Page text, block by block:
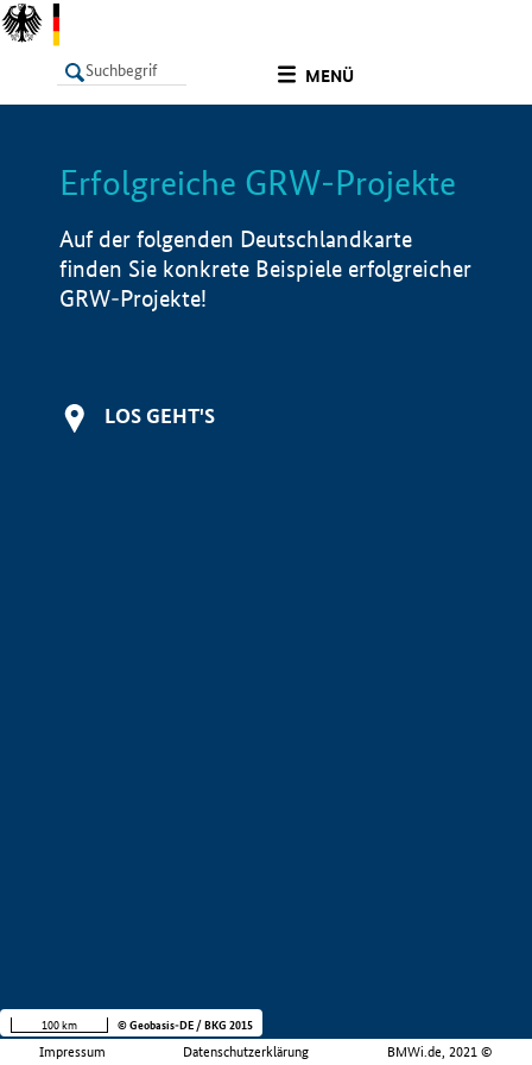
MENÜ
LISTE Info
Erfolgreiche GRW-Projekte
Auf der folgenden Deutschlandkarte
finden Sie konkrete Beispiele erfolgreicher
GRW-Projekte!
LOS GEHT'S
Impressum Datenschutzerklärung BMWi.de, 2021 ©
100 km © Geobasis-DE / BKG 2015